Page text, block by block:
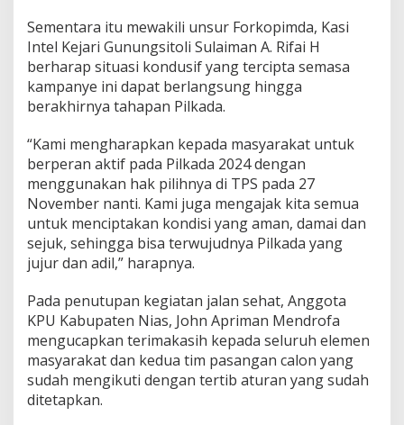
Sementara itu mewakili unsur Forkopimda, Kasi
Intel Kejari Gunungsitoli Sulaiman A. Rifai H
berharap situasi kondusif yang tercipta semasa
kampanye ini dapat berlangsung hingga
berakhirnya tahapan Pilkada.
“Kami mengharapkan kepada masyarakat untuk
berperan aktif pada Pilkada 2024 dengan
menggunakan hak pilihnya di TPS pada 27
November nanti. Kami juga mengajak kita semua
untuk menciptakan kondisi yang aman, damai dan
sejuk, sehingga bisa terwujudnya Pilkada yang
jujur dan adil,” harapnya.
Pada penutupan kegiatan jalan sehat, Anggota
KPU Kabupaten Nias, John Apriman Mendrofa
mengucapkan terimakasih kepada seluruh elemen
masyarakat dan kedua tim pasangan calon yang
sudah mengikuti dengan tertib aturan yang sudah
ditetapkan.